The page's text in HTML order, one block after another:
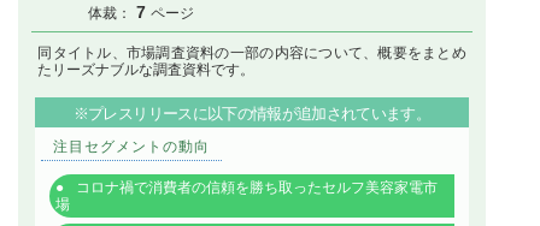
7
同タイトル、市場調査資料の一部の内容について、概要をまとめ
たリーズナブルな調査資料です。
※プレスリリースに以下の情報が追加されています。
注目セグメントの動向
コロナ禍で消費者の信頼を勝ち取ったセルフ美容家電市
場